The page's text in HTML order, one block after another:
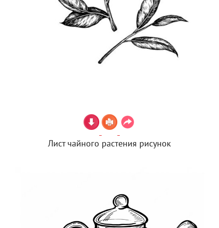
Лист чайного растения рисунок